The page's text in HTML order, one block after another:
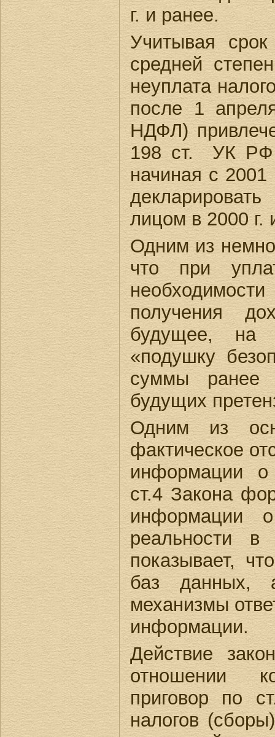
г. и ранее.
Учитывая
средней
неуплата
после 1
НДФЛ)
198 ст. УК РФ
начиная с 2001
лицом в 2000 г.
Одним из
что при
получения
будущее, на
«подушку
суммы ранее
будущих
Одним из
фактическое
информации о
ст.4 Закона
информации
реальности
показывает,
баз данных,
механизмы
информации.
Действие
отношении
приговор по
налогов